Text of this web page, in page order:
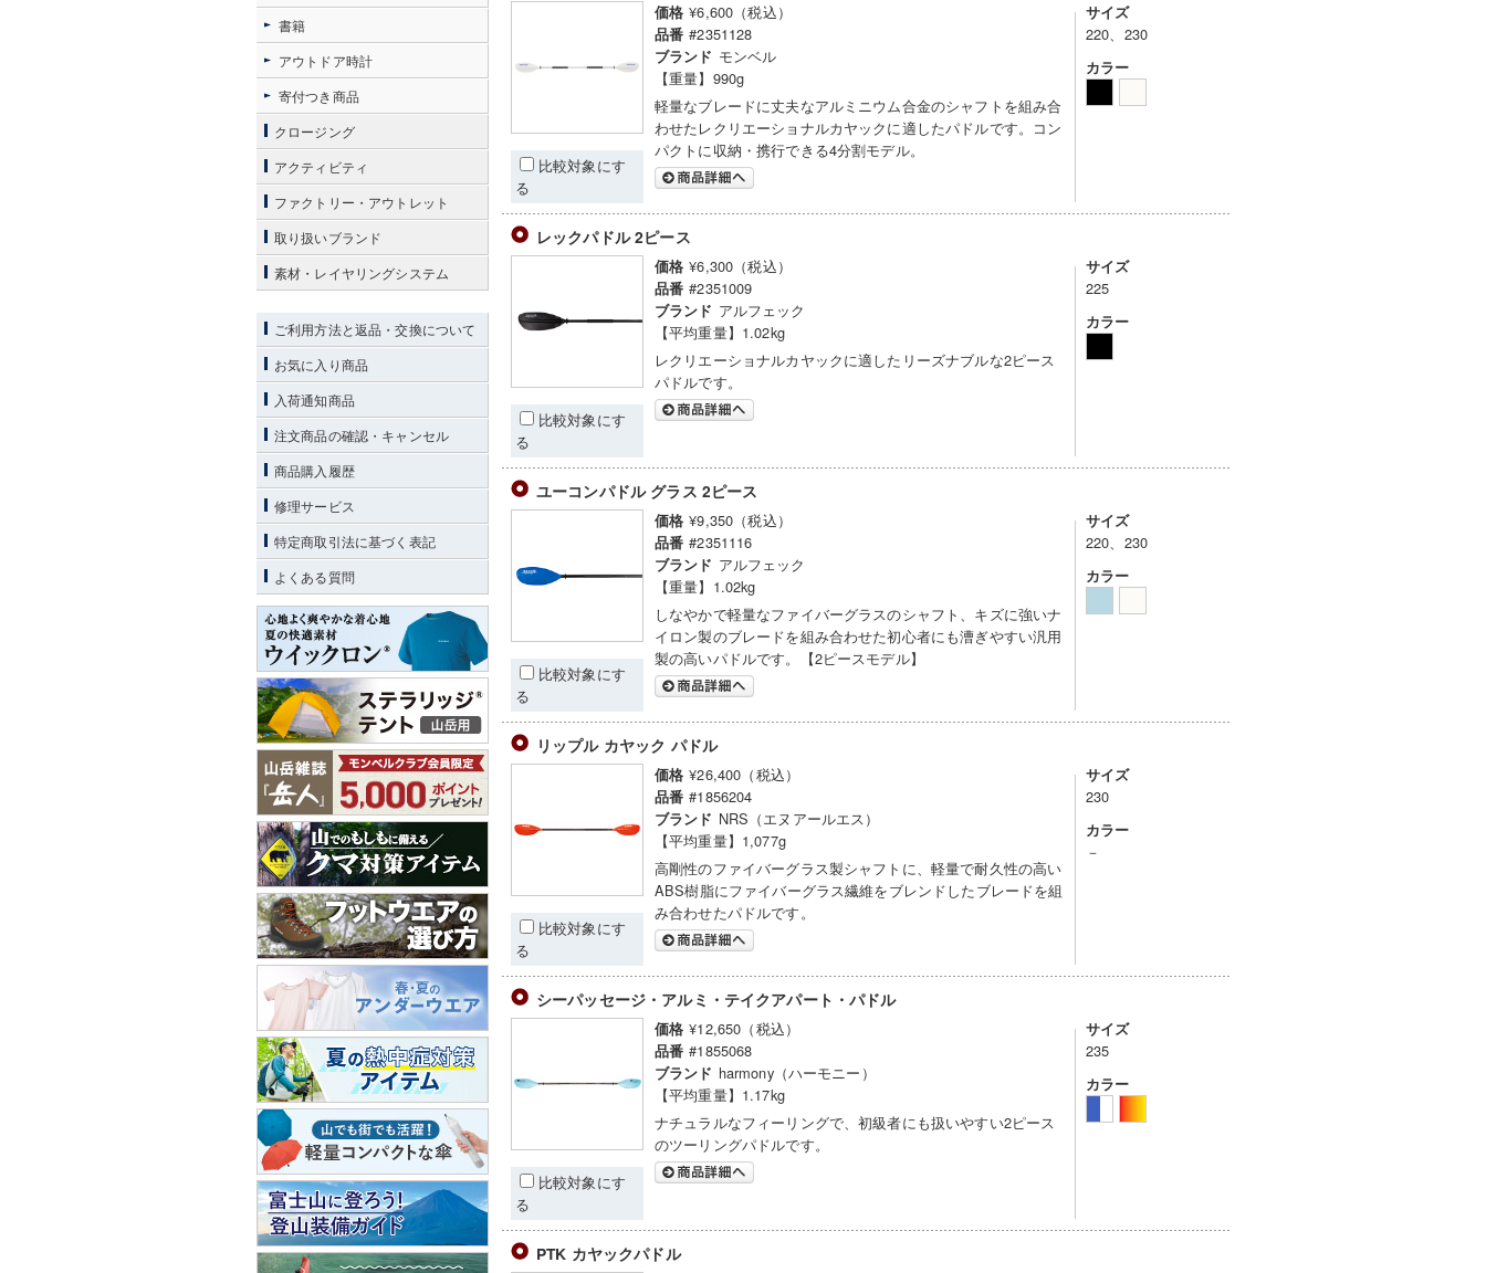
比較対象にす
る
価格 ¥6,600（税込）
品番 #2351128
ブランド モンベル
【重量】990g
軽量なブレードに丈夫なアルミニウム合金のシャフトを組み合
わせたレクリエーショナルカヤックに適したパドルです。コン
パクトに収納・携行できる4分割モデル。
サイズ
220、230
カラー
レックパドル 2ピース
比較対象にす
る
価格 ¥6,300（税込）
品番 #2351009
ブランド アルフェック
【平均重量】1.02kg
レクリエーショナルカヤックに適したリーズナブルな2ピース
パドルです。
サイズ
225
カラー
ユーコンパドル グラス 2ピース
比較対象にす
る
価格 ¥9,350（税込）
品番 #2351116
ブランド アルフェック
【重量】1.02kg
しなやかで軽量なファイバーグラスのシャフト、キズに強いナ
イロン製のブレードを組み合わせた初心者にも漕ぎやすい汎用
製の高いパドルです。【2ピースモデル】
サイズ
220、230
カラー
リップル カヤック パドル
比較対象にす
る
価格 ¥26,400（税込）
品番 #1856204
ブランド NRS（エヌアールエス）
【平均重量】1,077g
高剛性のファイバーグラス製シャフトに、軽量で耐久性の高い
ABS樹脂にファイバーグラス繊維をブレンドしたブレードを組
み合わせたパドルです。
サイズ
230
カラー
－
シーパッセージ・アルミ・テイクアパート・パドル
比較対象にす
る
価格 ¥12,650（税込）
品番 #1855068
ブランド harmony（ハーモニー）
【平均重量】1.17kg
ナチュラルなフィーリングで、初級者にも扱いやすい2ピース
のツーリングパドルです。
サイズ
235
カラー
PTK カヤックパドル
書籍
アウトドア時計
寄付つき商品
クロージング
アクティビティ
ファクトリー・アウトレット
取り扱いブランド
素材・レイヤリングシステム
ご利用方法と返品・交換について
お気に入り商品
入荷通知商品
注文商品の確認・キャンセル
商品購入履歴
修理サービス
特定商取引法に基づく表記
よくある質問